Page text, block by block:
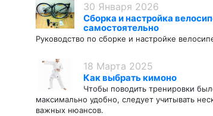
30 Января 2026
Сборка и настройка
самостоятельно
Руководство по сборке и настройке
18 Марта 2025
Как выбрать кимоно
Чтобы поводить тренировки
максимально удобно, следует учитывать
важных нюансов.